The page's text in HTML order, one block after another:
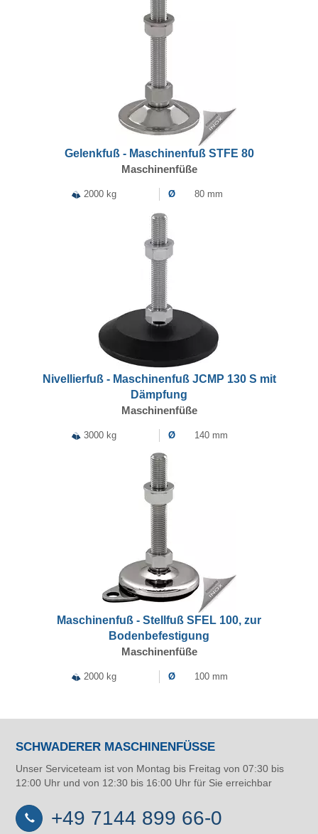
Gelenkfuß - Maschinenfuß STFE 80
Maschinenfüße
2000 kg Ø 80 mm
Nivellierfuß - Maschinenfuß JCMP 130 S mit
Dämpfung
Maschinenfüße
3000 kg Ø 140 mm
Maschinenfuß - Stellfuß SFEL 100, zur
Bodenbefestigung
Maschinenfüße
2000 kg Ø 100 mm
SCHWADERER MASCHINENFÜSSE
Unser Serviceteam ist von Montag bis Freitag von 07:30 bis
12:00 Uhr und von 12:30 bis 16:00 Uhr für Sie erreichbar
+49 7144 899 66-0